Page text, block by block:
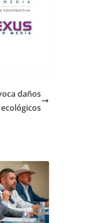
daños
ecológicos